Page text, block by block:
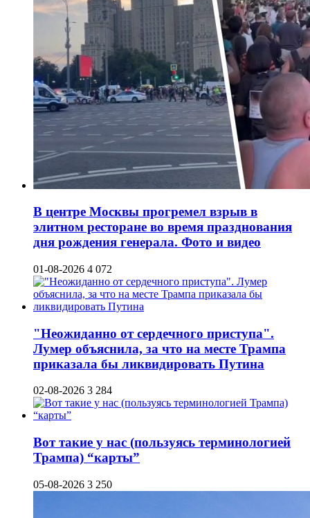
В центре Москвы прогремел взрыв в
элитном ресторане во время празднования
дня рождения генерала. Фото и видео
01-08-2026 4 072
"Неожиданно от сердечного приступа".
Лумер объяснила, за что на месте Трампа
приказала бы ликвидировать Путина
02-08-2026 3 284
Вот такие у нас (пользуясь терминологией
Трампа) “карты”
05-08-2026 3 250